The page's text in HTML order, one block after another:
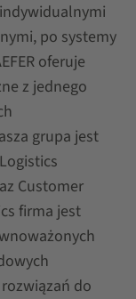
po systemy
oferuje
z jednego
grupa jest
Customer
firma jest
do